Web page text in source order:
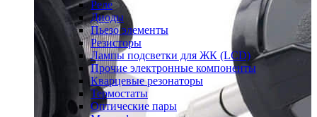
Реле
Диоды
Пьезо элементы
Резисторы
Лампы подсветки для ЖК (LCD)
Прочие электронные компоненты
Кварцевые резонаторы
Термостаты
Оптические пары